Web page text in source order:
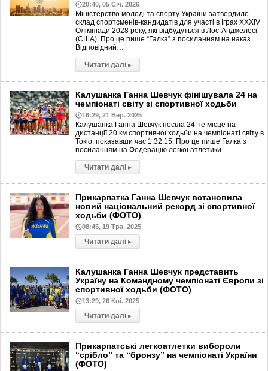
20:40, 05 Січ. 2026
Міністерство молоді та спорту України затвердило
склад спортсменів-кандидатів для участі в Іграх XXXIV
Олімпіади 2028 року, які відбудуться в Лос-Анджелесі
(США). Про це пише “Галка” з посиланням на наказ.
Відповідний…
Читати далі ▸
Калушанка Ганна Шевчук фінішувала 24 на
чемпіонаті світу зі спортивної ходьби
16:29, 21 Вер. 2025
Калушанка Ганна Шевчук посіла 24-те місце на
дистанції 20 км спортивної ходьби на чемпіонаті світу в
Токіо, показавши час 1:32:15. Про це пише Галка з
посиланням на Федерацію легкої атлетики…
Читати далі ▸
Прикарпатка Ганна Шевчук встановила
новий національний рекорд зі спортивної
ходьби (ФОТО)
08:45, 19 Тра. 2025
Читати далі ▸
Калушанка Ганна Шевчук представить
Україну на Командному чемпіонаті Європи зі
спортивної ходьби (ФОТО)
13:29, 26 Кві. 2025
Читати далі ▸
Прикарпатські легкоатлетки вибороли
“срібло” та “бронзу” на чемпіонаті України
(ФОТО)